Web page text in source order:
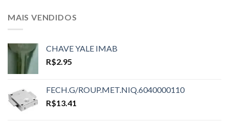
MAIS VENDIDOS
CHAVE YALE IMAB
R$2.95
FECH.G/ROUP.MET.NIQ.6040000110
R$13.41